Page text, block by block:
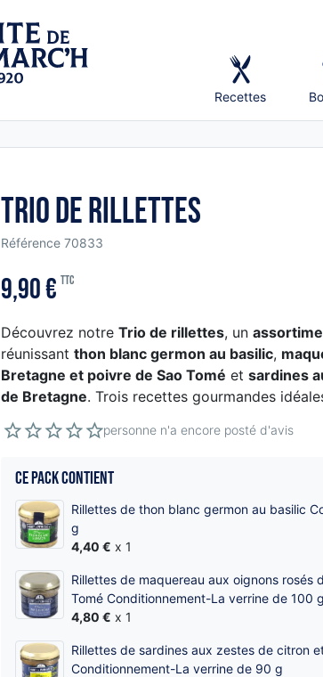
Recettes
Trio de rillettes
Référence 70833
9,90 € TTC
Découvrez notre Trio de rillettes, un
réunissant thon blanc germon au basilic,
Bretagne et poivre de Sao Tomé et sardines
de Bretagne. Trois recettes gourmandes
personne n'a encore posté d'avis
Ce pack contient
Rillettes de thon blanc germon au basilic
g
4,40 € x 1
Rillettes de maquereau aux oignons rosés
Tomé Conditionnement-La verrine de 100 g
4,80 € x 1
Rillettes de sardines aux zestes de citron
Conditionnement-La verrine de 90 g